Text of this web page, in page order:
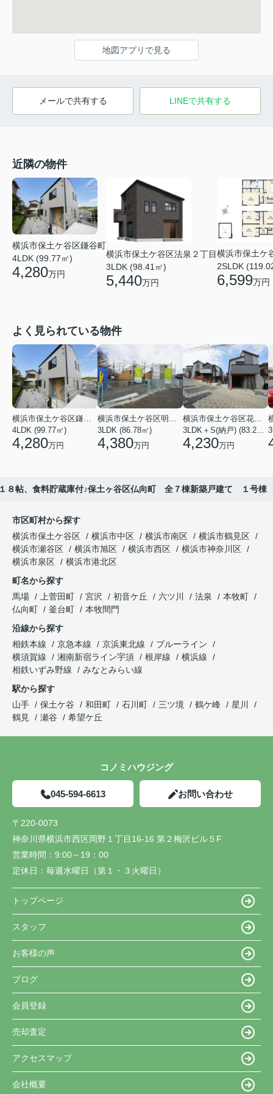
地図アプリで見る
メールで共有する LINEで共有する
近隣の物件
横浜市保土ケ谷区鎌谷町
4LDK (99.77㎡)
4,280万円
横浜市保土ケ谷区法泉２丁目
3LDK (98.41㎡)
5,440万円
横浜市保土ケ
2SLDK
6,599万円
よく見られている物件
4LDK (99.77㎡)
4,280万円
3LDK (86.78㎡)
4,380万円 4,230万円
８帖、食料貯蔵庫付♪保土ヶ谷区仏向町 全７棟新築戸建て １号棟
市区町村から探す
横浜市保土ケ谷区
横浜市中区 横浜市南区
横浜市鶴見区
横浜市瀬谷区
横浜市旭区 横浜市西区
横浜市神奈川区
横浜市泉区
横浜市港北区
町名から探す
馬場
上菅田町 宮沢 初音ケ丘 六ツ川 法泉
本牧町
仏向町
釜台町
本牧間門
沿線から探す
相鉄本線
京急本線 京浜東北線
ブルーライン
横須賀線
湘南新宿ライン宇須 根岸線
横浜線
相鉄いずみ野線
みなとみらい線
駅から探す
山手
保土ケ谷 和田町 石川町 三ツ境 鶴ケ峰
星川
鶴見
瀬谷 希望ケ丘
コノミハウジング
045-594-6613 お問い合わせ
〒220-0073
神奈川県横浜市西区岡野１丁目16-16 第２梅沢ビル５F
営業時間： 9:00～19：00
定休日： 毎週水曜日（第１・３火曜日）
トップページ
スタッフ
お客様の声
ブログ
会員登録
売却査定
アクセスマップ
会社概要